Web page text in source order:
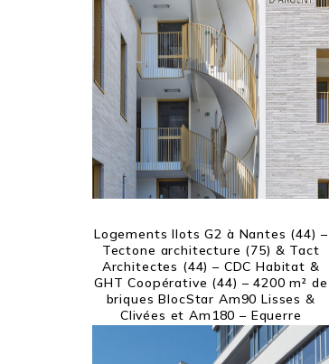
Logements Ilots G2 à Nantes (44) –
Tectone architecture (75) & Tact
Architectes (44) – CDC Habitat &
GHT Coopérative (44) – 4200 m² de
briques BlocStar Am90 Lisses &
Clivées et Am180 – Equerre
d’Argent 2020